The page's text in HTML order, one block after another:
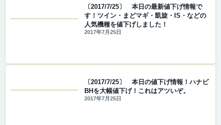
〔2017/7/25〕 本日の最新値下げ情報で
す！ツイン・まどマギ・凱旋・IS・などの
人気機種を値下げしました！
2017年7月25日
〔2017/7/25〕 本日の値下げ情報！ハナビ
BHを大幅値下げ！これはアツいぞ。
2017年7月25日